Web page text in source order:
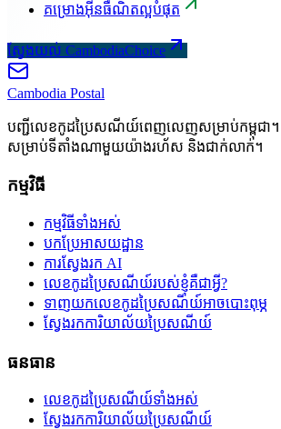
គម្រោងអ៊ីនធឺណិតល្អបំផុត
ស្វែងយល់ CambodiaChoice
Cambodia Postal
បញ្ជីលេខកូដប្រៃសណីយ៍ពេញលេញសម្រាប់កម្ពុជា។
សម្រាប់ទីតាំងណាមួយយ៉ាងរហ័ស និងជាក់លាក់។
កម្មវិធី
កម្មវិធីទាំងអស់
បកប្រែអាសយដ្ឋាន
ការស្វែងរក AI
លេខកូដប្រៃសណីយ៍របស់ខ្ញុំគឺជាអ្វី?
ទាញយកលេខកូដប្រៃសណីយ៍អាចបោះពុម្ភ
ស្វែងរកការិយាល័យប្រៃសណីយ៍
ធនធាន
លេខកូដប្រៃសណីយ៍ទាំងអស់
ស្វែងរកការិយាល័យប្រៃសណីយ៍